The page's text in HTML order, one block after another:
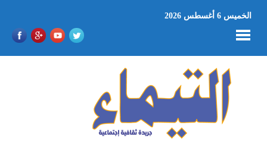
الخميس 6 أغسطس 2026